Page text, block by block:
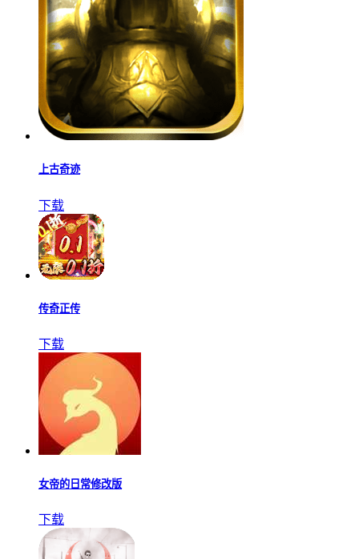
上古奇迹
下载
传奇正传
下载
女帝的日常修改版
下载